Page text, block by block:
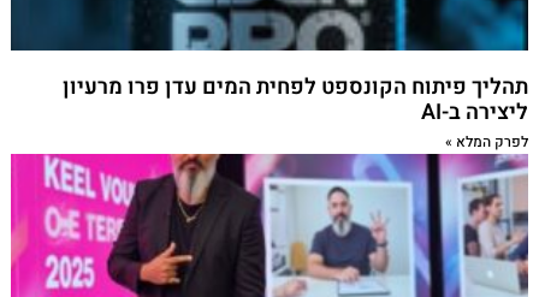
תהליך פיתוח הקונספט לפחית המים עדן פרו מרעיון
ליצירה ב-AI
לפרק המלא »